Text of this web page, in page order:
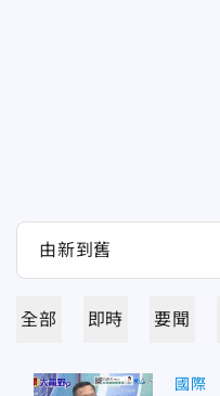
全部 即時 要聞
國際